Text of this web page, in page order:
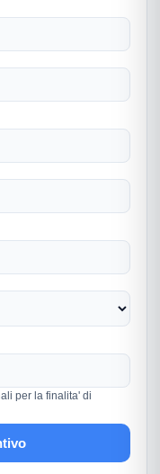
per la finalita' di